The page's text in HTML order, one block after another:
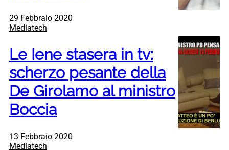
29 Febbraio 2020
Mediatech
Le Iene stasera in tv:
scherzo pesante della
De Girolamo al ministro
Boccia
13 Febbraio 2020
Mediatech